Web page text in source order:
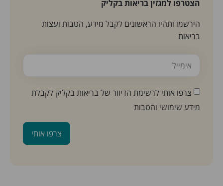
הצטרפו למגזין בריאות בקליק
הירשמו ותהיו הראשונים לקבל מידע, הטבות ועצות
בריאות
צרפו אותי לרשימת הדיוור של בריאות בקליק לקבלת
מידע שימושי והטבות
צרפו אותי